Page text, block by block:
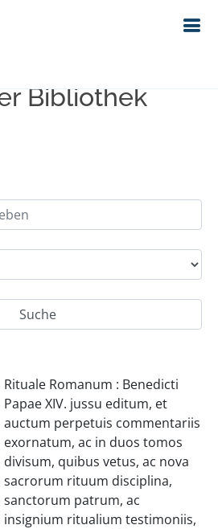
im Bestand
Bibliothek
Rituale Romanum : Benedicti
Papae XIV. jussu editum, et
auctum perpetuis commentariis
exornatum, ac in duos tomos
divisum, quibus vetus, ac nova
sacrorum rituum disciplina,
sanctorum patrum, ac
insignium ritualium testimoniis,